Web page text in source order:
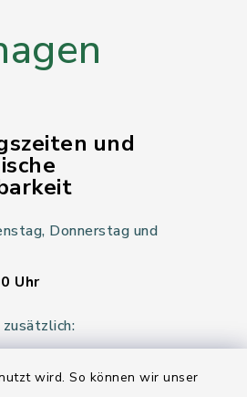
wird. So können wir unser
und
Donnerstag und
Uhr
Uhr